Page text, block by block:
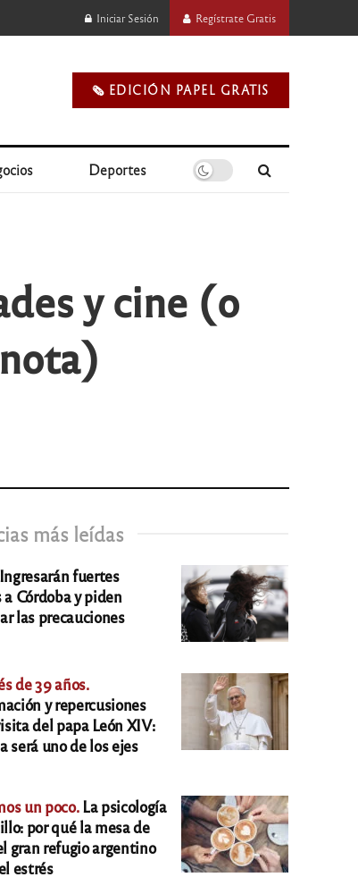
Iniciar Sesión Regístrate Gratis
🗞️ EDICIÓN PAPEL GRATIS
Deportes
y cine (o
más leídas
Ingresarán fuertes
Córdoba y piden
las precauciones
de 39 años.
y repercusiones
del papa León XIV:
será uno de los ejes
un poco.La psicología
por qué la mesa de
gran refugio argentino
estrés